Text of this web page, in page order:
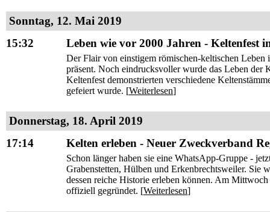
Sonntag, 12. Mai 2019
15:32
Leben wie vor 2000 Jahren - Keltenfest
Der Flair von einstigem römischen-keltischen
präsent. Noch eindrucksvoller wurde das Leben der
Keltenfest demonstrierten verschiedene
gefeiert wurde. [Weiterlesen]
Donnerstag, 18. April 2019
17:14
Kelten erleben - Neuer Zweckverband
Schon länger haben sie eine WhatsApp-Gruppe -
Grabenstetten, Hülben und Erkenbrechtsweiler. Sie
dessen reiche Historie erleben können. Am
offiziell gegründet. [Weiterlesen]